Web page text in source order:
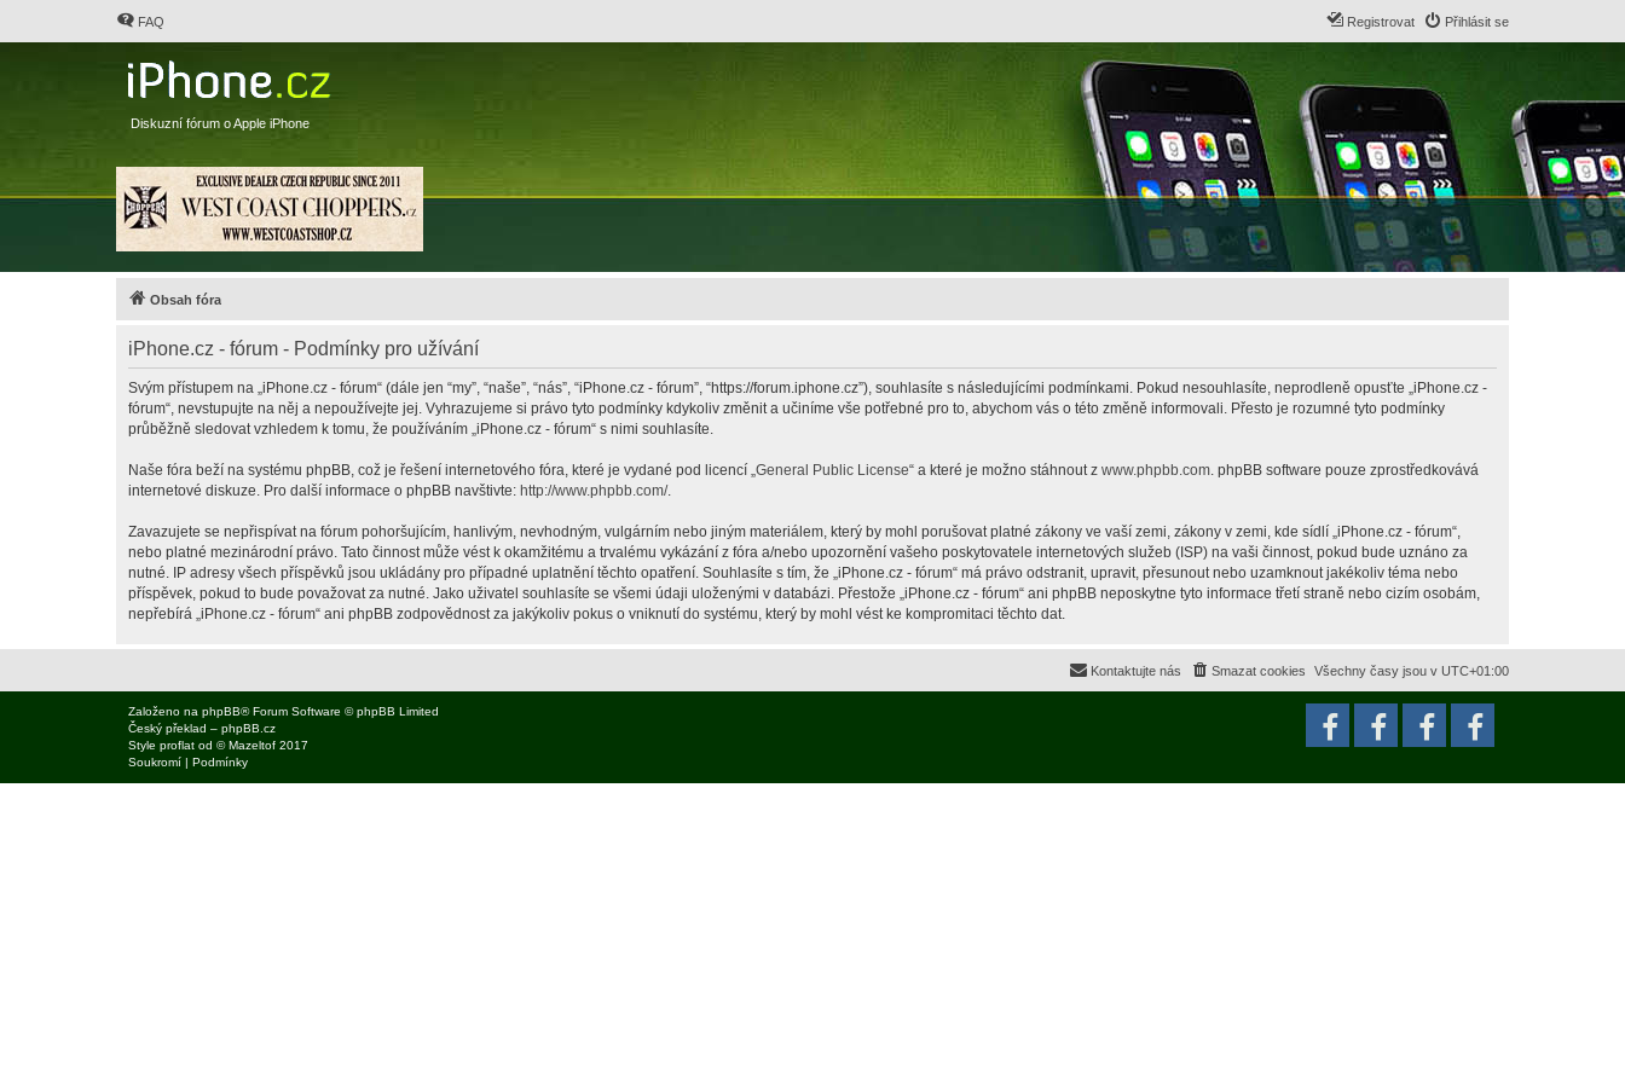
FAQ Přihlásit se
Registrovat
Diskuzní fórum o Apple iPhone
Obsah fóra
iPhone.cz - fórum - Podmínky pro užívání
Svým přístupem na „iPhone.cz - fórum“ (dále jen “my”, “naše”, “nás”, “iPhone.cz - fórum”, “https://forum.iphone.cz”), souhlasíte s následujícími podmínkami. Pokud nesouhlasíte, neprodleně opusťte „iPhone.cz -
fórum“, nevstupujte na něj a nepoužívejte jej. Vyhrazujeme si právo tyto podmínky kdykoliv změnit a učiníme vše potřebné pro to, abychom vás o této změně informovali. Přesto je rozumné tyto podmínky
průběžně sledovat vzhledem k tomu, že používáním „iPhone.cz - fórum“ s nimi souhlasíte.
Naše fóra beží na systému phpBB, což je řešení internetového fóra, které je vydané pod licencí „General Public License“ a které je možno stáhnout z www.phpbb.com. phpBB software pouze zprostředkovává
internetové diskuze. Pro další informace o phpBB navštivte: http://www.phpbb.com/.
Zavazujete se nepřispívat na fórum pohoršujícím, hanlivým, nevhodným, vulgárním nebo jiným materiálem, který by mohl porušovat platné zákony ve vaší zemi, zákony v zemi, kde sídlí „iPhone.cz - fórum“,
nebo platné mezinárodní právo. Tato činnost může vést k okamžitému a trvalému vykázání z fóra a/nebo upozornění vašeho poskytovatele internetových služeb (ISP) na vaši činnost, pokud bude uznáno za
nutné. IP adresy všech příspěvků jsou ukládány pro případné uplatnění těchto opatření. Souhlasíte s tím, že „iPhone.cz - fórum“ má právo odstranit, upravit, přesunout nebo uzamknout jakékoliv téma nebo
příspěvek, pokud to bude považovat za nutné. Jako uživatel souhlasíte se všemi údaji uloženými v databázi. Přestože „iPhone.cz - fórum“ ani phpBB neposkytne tyto informace třetí straně nebo cizím osobám,
nepřebírá „iPhone.cz - fórum“ ani phpBB zodpovědnost za jakýkoliv pokus o vniknutí do systému, který by mohl vést ke kompromitaci těchto dat.
Všechny časy jsou v UTC+01:00
Smazat cookies
Kontaktujte nás
Založeno na phpBB® Forum Software © phpBB Limited
Český překlad – phpBB.cz
Style proflat od ©Mazeltof 2017
Soukromí | Podmínky